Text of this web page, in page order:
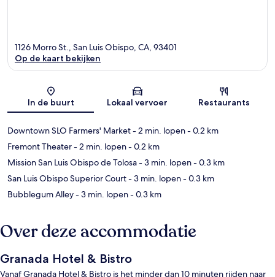
Kaart
1126 Morro St., San Luis Obispo, CA, 93401
Op de kaart bekijken
In de buurt Lokaal vervoer Restaurants
Downtown SLO Farmers' Market- 2 min. lopen- 0.2 km
Fremont Theater- 2 min. lopen- 0.2 km
Mission San Luis Obispo de Tolosa- 3 min. lopen- 0.3 km
San Luis Obispo Superior Court- 3 min. lopen- 0.3 km
Bubblegum Alley- 3 min. lopen- 0.3 km
Over deze accommodatie
Granada Hotel & Bistro
Vanaf Granada Hotel & Bistro is het minder dan 10 minuten rijden naar